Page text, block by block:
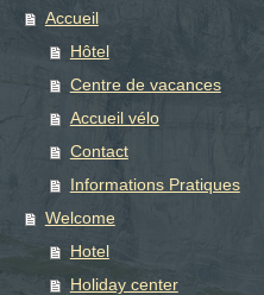
Accueil
Hôtel
Centre de vacances
Accueil vélo
Contact
Informations Pratiques
Welcome
Hotel
Holiday center